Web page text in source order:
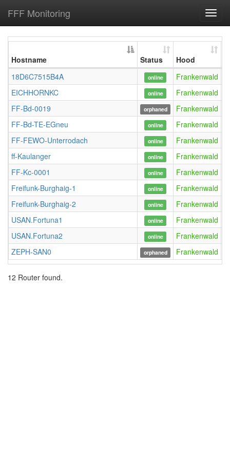
FFF Monitoring
Hostname Status Hood
18D6C7515B4A
online Frankenwald
EICHHORNKC
online Frankenwald
FF-Bd-0019
orphaned Frankenwald
FF-Bd-TE-EGneu
online Frankenwald
FF-FEWO-Unterrodach
online Frankenwald
ff-Kaulanger
online
Frankenwald
FF-Kc-0001
online Frankenwald
Freifunk-Burghaig-1
online
Frankenwald
Freifunk-Burghaig-2
online
Frankenwald
USAN.Fortuna1
online Frankenwald
USAN.Fortuna2
online Frankenwald
ZEPH-SAN0
orphaned Frankenwald
12 Router found.